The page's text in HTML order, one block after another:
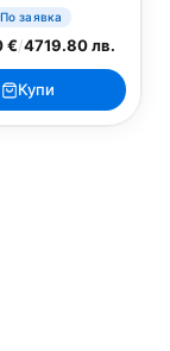
По заявка
€/4719.80 лв.
Купи